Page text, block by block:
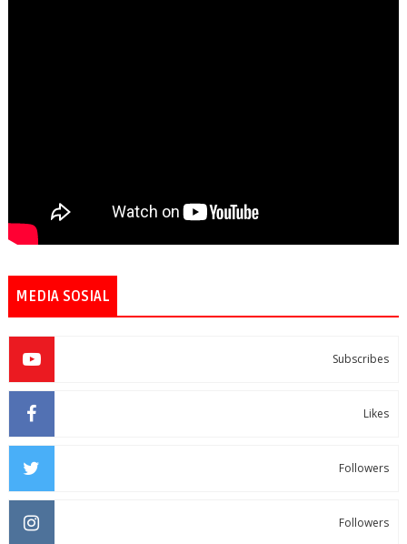
MEDIA SOSIAL
Subscribes
Likes
Followers
Followers